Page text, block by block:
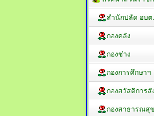
สำนักปลัด อบต.
กองคลัง
กองช่าง
กองการศึกษาฯ
กองสวัสดิการสั
กองสาธารณสุ